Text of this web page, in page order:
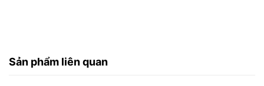
Sản phẩm liên quan